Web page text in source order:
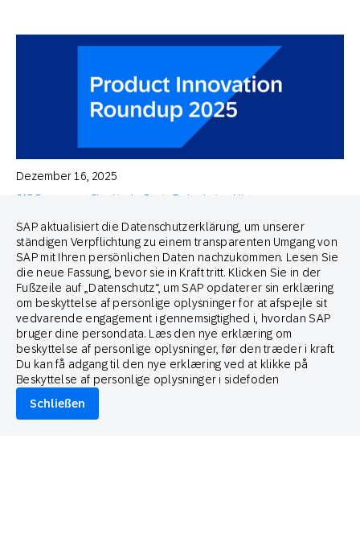
Rückblick auf 2025: das Jahr der AI-gestützten
Innovationen bei SAP Engagement Cloud
Dezember 16, 2025
SAP Engagement Cloud in der Praxis Technologie erklärt
Kelsey Jones
Global Head of Product & Customer Marketing, SAP Engagement
Cloud
SAP aktualisiert die Datenschutzerklärung, um unserer
ständigen Verpflichtung zu einem transparenten Umgang von
SAP mit Ihren persönlichen Daten nachzukommen. Lesen Sie
die neue Fassung, bevor sie in Kraft tritt. Klicken Sie in der
Fußzeile auf „Datenschutz“, um SAP opdaterer sin erklæring
om beskyttelse af personlige oplysninger for at afspejle sit
vedvarende engagement i gennemsigtighed i, hvordan SAP
bruger dine persondata. Læs den nye erklæring om
beskyttelse af personlige oplysninger, før den træder i kraft.
Du kan få adgang til den nye erklæring ved at klikke på
Beskyttelse af personlige oplysninger i sidefoden
Schließen